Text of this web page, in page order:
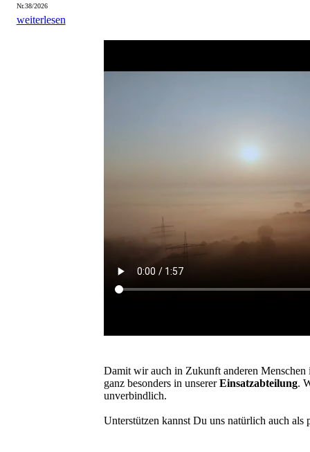
Nr.38/2026
weiterlesen
Damit wir auch in Zukunft anderen
ganz besonders in unsererEinsatzabteilung.
unverbindlich.
Unterstützen kannst Du uns natürlich auch